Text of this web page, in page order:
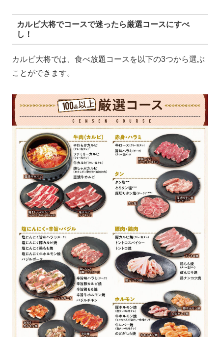
カルビ大将でコースで迷ったら厳選コースにすべ
し！
カルビ大将では、食べ放題コースを以下の3つから選ぶ
ことができます。